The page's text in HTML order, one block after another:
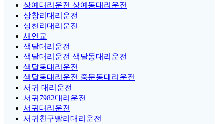
상예대리운전 상예동대리운전
상창리대리운전
상천리대리운전
새연교
색달대리운전
색달대리운전 색달동대리운전
색달동대리운전
색달동대리운전 중문동대리운전
서귀 대리운전
서귀7982대리운전
서귀대리운전
서귀친구빨리대리운전